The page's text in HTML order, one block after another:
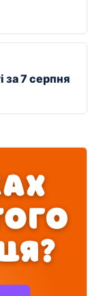
за 7 серпня